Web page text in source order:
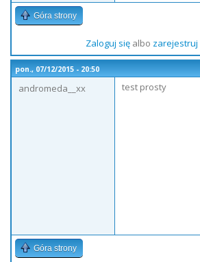
Góra strony
Zaloguj sięalbo zarejestruj
pon., 07/12/2015 - 20:50
andromeda__xx
test prosty
Góra strony